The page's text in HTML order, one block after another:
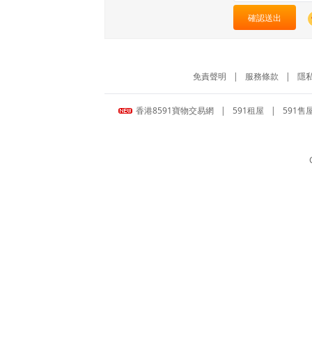
確認送出
免責聲明 | 服務條款 | 隱
香港8591寶物交易網 | 591租屋 | 591售